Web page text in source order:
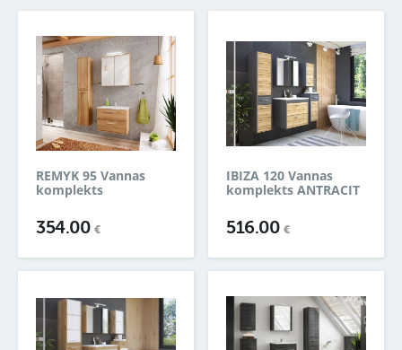
REMYK 95 Vannas
komplekts
354.00€
IBIZA 120 Vannas
komplekts ANTRACIT
516.00€